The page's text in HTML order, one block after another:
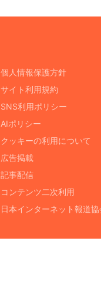
個人情報保護方針
サイト利用規約
SNS利用ポリシー
AIポリシー
クッキーの利用について
広告掲載
記事配信
コンテンツ二次利用
日本インターネット報道協